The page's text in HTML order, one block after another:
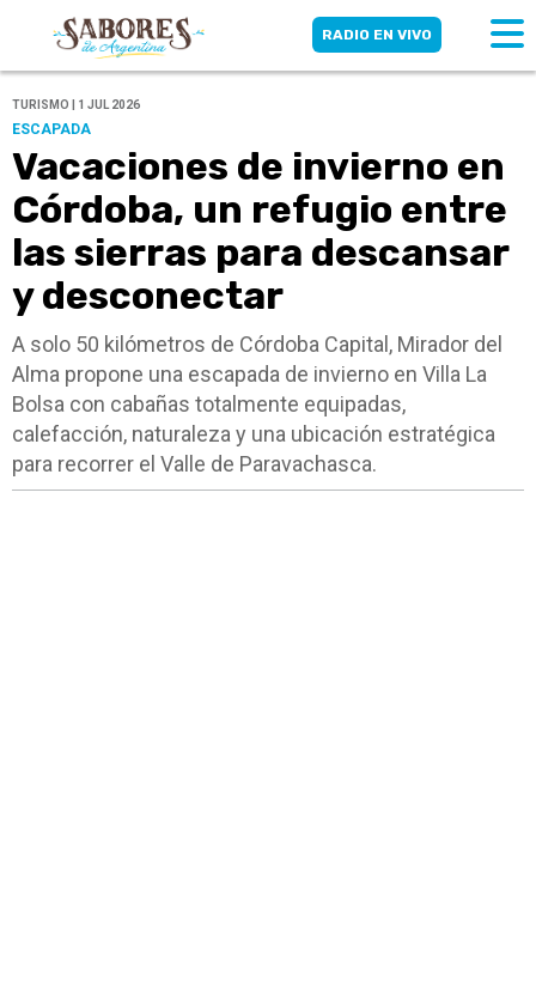
RADIO EN VIVO
TURISMO | 1 JUL 2026
ESCAPADA
Vacaciones de invierno en
Córdoba, un refugio entre
las sierras para descansar
y desconectar
A solo 50 kilómetros de Córdoba Capital, Mirador del
Alma propone una escapada de invierno en Villa La
Bolsa con cabañas totalmente equipadas,
calefacción, naturaleza y una ubicación estratégica
para recorrer el Valle de Paravachasca.